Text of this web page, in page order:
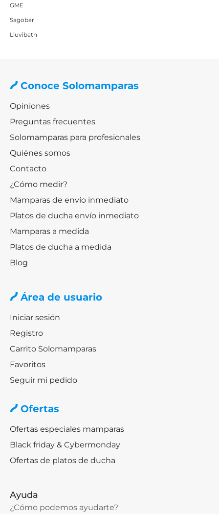
GME
Sagobar
Lluvibath
Conoce Solomamparas
Opiniones
Preguntas frecuentes
Solomamparas para profesionales
Quiénes somos
Contacto
¿Cómo medir?
Mamparas de envío inmediato
Platos de ducha envío inmediato
Mamparas a medida
Platos de ducha a medida
Blog
Área de usuario
Iniciar sesión
Registro
Carrito Solomamparas
Favoritos
Seguir mi pedido
Ofertas
Ofertas especiales mamparas
Black friday & Cybermonday
Ofertas de platos de ducha
Ayuda
¿Cómo podemos ayudarte?